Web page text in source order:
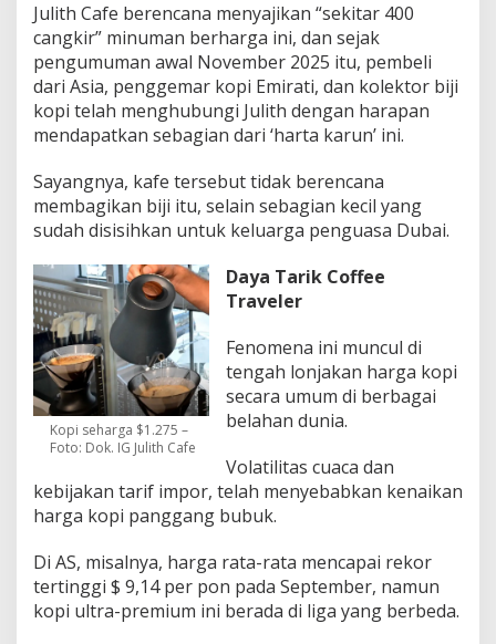
Julith Cafe berencana menyajikan “sekitar 400
cangkir” minuman berharga ini, dan sejak
pengumuman awal November 2025 itu, pembeli
dari Asia, penggemar kopi Emirati, dan kolektor biji
kopi telah menghubungi Julith dengan harapan
mendapatkan sebagian dari ‘harta karun’ ini.
Sayangnya, kafe tersebut tidak berencana
membagikan biji itu, selain sebagian kecil yang
sudah disisihkan untuk keluarga penguasa Dubai.
Kopi seharga $1.275 –
Foto: Dok. IG Julith Cafe
Daya Tarik Coffee
Traveler
Fenomena ini muncul di
tengah lonjakan harga kopi
secara umum di berbagai
belahan dunia.
Volatilitas cuaca dan
kebijakan tarif impor, telah menyebabkan kenaikan
harga kopi panggang bubuk.
Di AS, misalnya, harga rata-rata mencapai rekor
tertinggi $ 9,14 per pon pada September, namun
kopi ultra-premium ini berada di liga yang berbeda.